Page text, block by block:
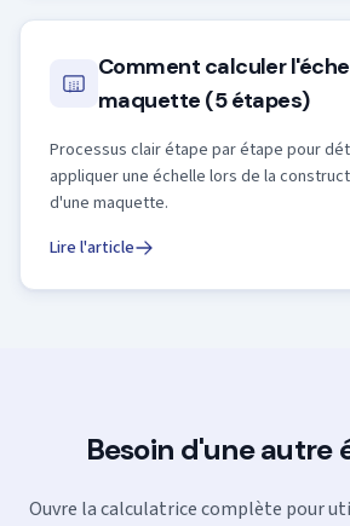
Comment calculer
maquette (5 étapes)
Processus clair étape par étape pour
appliquer une échelle lors de la
d'une maquette.
Lire l'article
Besoin d'une autre
Ouvre la calculatrice complète pour